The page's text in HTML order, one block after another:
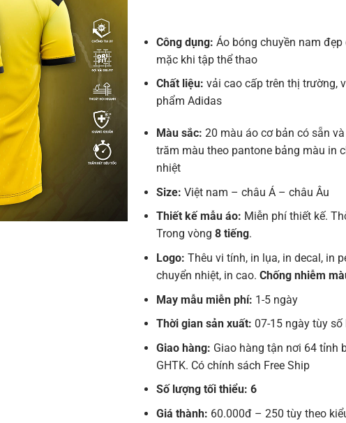
Công dụng: Áo bóng chuyền nam đẹp
mặc khi tập thể thao
Chất liệu: vải cao cấp trên thị trường,
phẩm Adidas
Màu sắc: 20 màu áo cơ bản có sẵn
trăm màu theo pantone bảng màu in
nhiệt
Size: Việt nam – châu Á – châu Âu
Thiết kế mẫu áo: Miễn phí thiết kế.
Trong vòng 8 tiếng.
Logo: Thêu vi tính, in lụa, in decal, in
chuyển nhiệt, in cao. Chống nhiễm
May mẫu miễn phí: 1-5 ngày
Thời gian sản xuất: 07-15 ngày tùy số
Giao hàng: Giao hàng tận nơi 64 tỉnh
GHTK. Có chính sách Free Ship
Số lượng tối thiểu: 6
Giá thành: 60.000đ – 250 tùy theo